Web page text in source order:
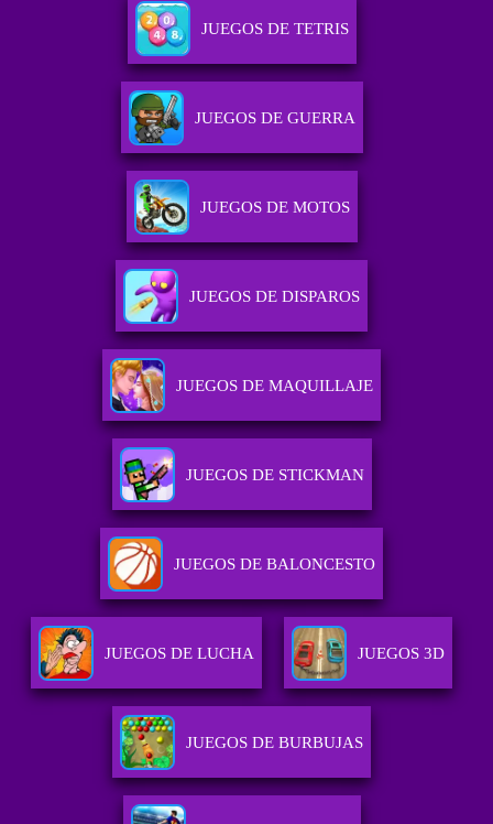
JUEGOS DE TETRIS
JUEGOS DE GUERRA
JUEGOS DE MOTOS
JUEGOS DE DISPAROS
JUEGOS DE MAQUILLAJE
JUEGOS DE STICKMAN
JUEGOS DE BALONCESTO
JUEGOS DE LUCHA JUEGOS 3D
JUEGOS DE BURBUJAS